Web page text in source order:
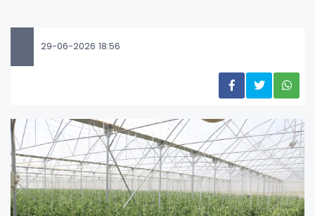
29-06-2026 18:56